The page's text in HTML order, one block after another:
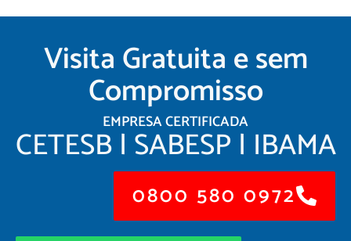
Visita Gratuita e sem
Compromisso
EMPRESA CERTIFICADA
CETESB | SABESP | IBAMA
0800 580 0972